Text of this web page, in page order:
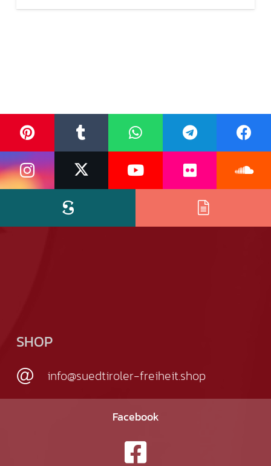
SHOP
info@suedtiroler-freiheit.shop
Facebook